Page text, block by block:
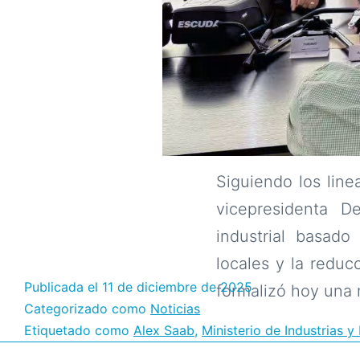
Siguiendo los
vicepresidenta
industrial
locales y la
formalizó hoy una
Publicada el 11 de diciembre de 2025
Categorizado como Noticias
Etiquetado como Alex Saab, Ministerio de Industrias y